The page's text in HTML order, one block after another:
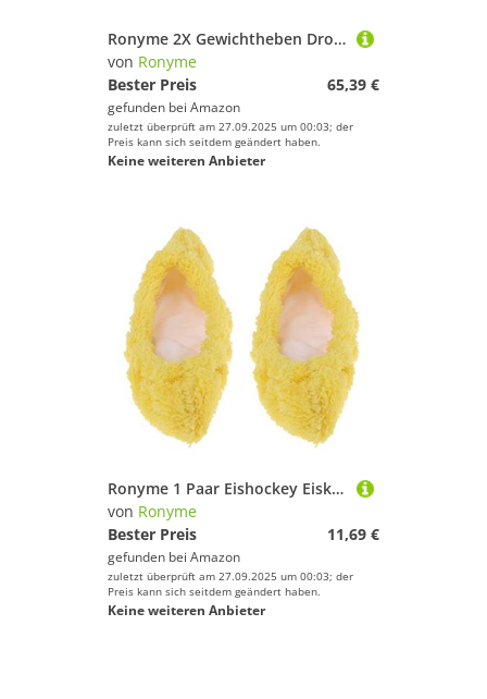
Ronyme 2X Gewichtheben Drop Pads Langhantel Kissen Tragbare Leichte Stille Kreuzheben Pads für Fitness Bankdrücken Gewichtheben, Schwarzes EPE
von Ronyme
Bester Preis
65,39 €
gefunden bei Amazon
zuletzt überprüft am 27.09.2025 um 00:03; der
Preis kann sich seitdem geändert haben.
Keine weiteren Anbieter
Ronyme 1 Paar Eishockey Eiskunstlauf Klingenschutzjacke Soakers Guards, M Gelb
von Ronyme
Bester Preis
11,69 €
gefunden bei Amazon
zuletzt überprüft am 27.09.2025 um 00:03; der
Preis kann sich seitdem geändert haben.
Keine weiteren Anbieter